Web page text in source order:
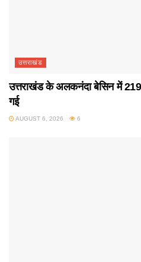
उत्तराखंड
उत्तराखंड के अलकनंदा बेसिन में 219
गई
AUGUST 6, 2026 6